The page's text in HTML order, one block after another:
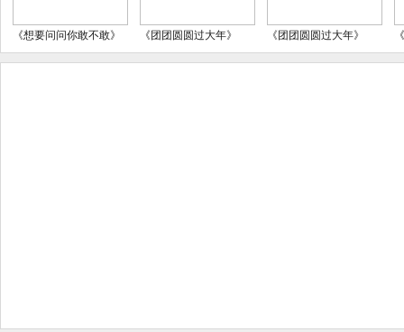
《想要问问你敢不敢》 《团团圆圆过大年》 《团团圆圆过大年》